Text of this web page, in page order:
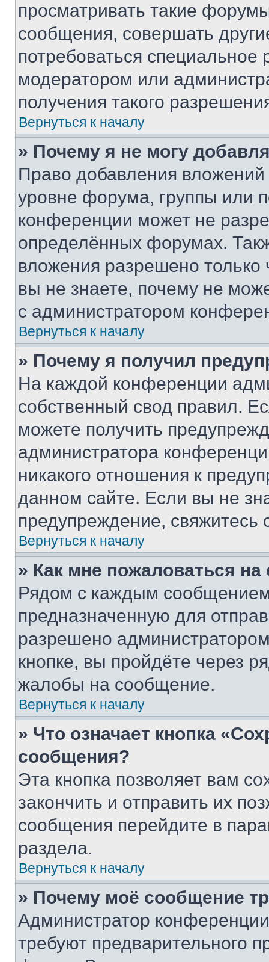
просматривать такие
сообщения, совершать
потребоваться
модератором или
получения такого
Вернуться к началу
» Почему я не могу
Право добавления
уровне форума, группы или
конференции может не
определённых форумах.
вложения разрешено
вы не знаете, почему не
с администратором
Вернуться к началу
» Почему я получил
На каждой конференции
собственный свод правил.
можете получить
администратора
никакого отношения к
данном сайте. Если вы не
предупреждение,
Вернуться к началу
» Как мне пожаловаться
Рядом с каждым сообщением
предназначенную для
разрешено
кнопке, вы пройдёте через
жалобы на сообщение.
Вернуться к началу
» Что означает кнопка
сообщения?
Эта кнопка позволяет вам
закончить и отправить их
сообщения перейдите в
раздела.
Вернуться к началу
» Почему моё сообщение
Администратор
требуют предварительного